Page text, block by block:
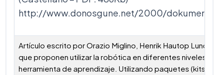
http://www.donosgune.net/2000/dokumen/
Artículo escrito por Orazio Miglino, Henrik Hautop Lund y
que proponen utilizar la robótica en diferentes niveles
herramienta de aprendizaje. Utilizando paquetes (kits)